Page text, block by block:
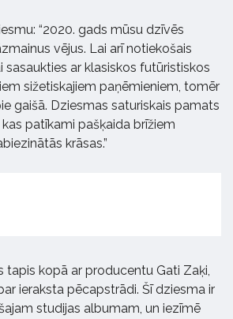
“2020. gads mūsu dzīvēs
vējus. Lai arī notiekošais
sasaukties ar klasiskos futūristiskos
sižetiskajiem paņēmieniem, tomēr
gaišā. Dziesmas saturiskais pamats
patīkami pašķaida brīžiem
krāsas.”
tapis kopā ar producentu Gati Zaķi,
ieraksta pēcapstrādi. Šī dziesma ir
studijas albumam, un iezīmē